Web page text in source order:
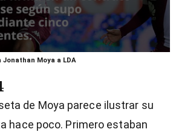
Jonathan Moya a LDA
de Moya parece ilustrar su
hace poco. Primero estaban